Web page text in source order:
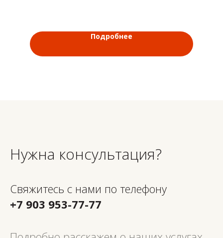
Подробнее
Нужна консультация?
Свяжитесь с нами по телефону
+7 903 953-77-77